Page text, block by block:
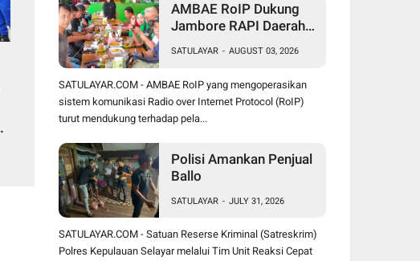
AMBAE RoIP Dukung
Jambore RAPI Daerah
SATULAYAR - AUGUST 03, 2026
SATULAYAR.COM - AMBAE RoIP yang mengoperasikan
sistem komunikasi Radio over Internet Protocol (RoIP)
turut mendukung terhadap pela...
Polisi Amankan Penjual
Ballo
SATULAYAR - JULY 31, 2026
SATULAYAR.COM - Satuan Reserse Kriminal (Satreskrim)
Polres Kepulauan Selayar melalui Tim Unit Reaksi Cepat